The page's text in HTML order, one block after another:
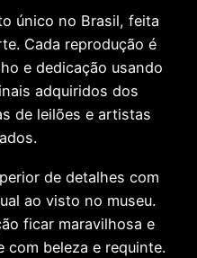
único no Brasil, feita
Cada reprodução é
e dedicação usando
adquiridos dos
de leilões e artistas
de detalhes com
ao visto no museu.
ficar maravilhosa e
com beleza e requinte.